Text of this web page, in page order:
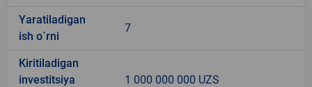
Yaratiladigan
ish o`rni
7
Kiritiladigan
investitsiya
1 000 000 000 UZS